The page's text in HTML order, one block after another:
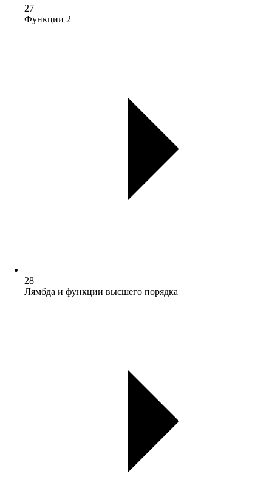
27
Функции 2
28
Лямбда и функции высшего порядка